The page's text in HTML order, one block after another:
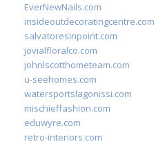
EverNewNails.com
insideoutdecoratingcentre.com
salvatoresinpoint.com
jovialfloralco.com
johnlscotthometeam.com
u-seehomes.com
watersportslagonissi.com
mischieffashion.com
eduwyre.com
retro-interiors.com